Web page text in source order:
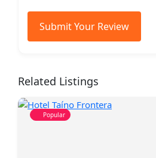
Submit Your Review
Related Listings
Popular